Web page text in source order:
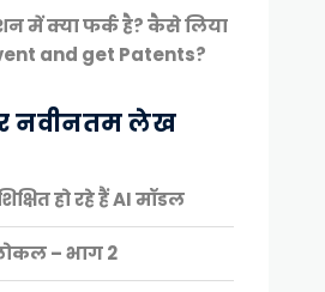
में क्या फर्क है? कैसे लिया
and get Patents?
नवीनतम लेख
हो रहे हैं AI मॉडल
– भाग 2